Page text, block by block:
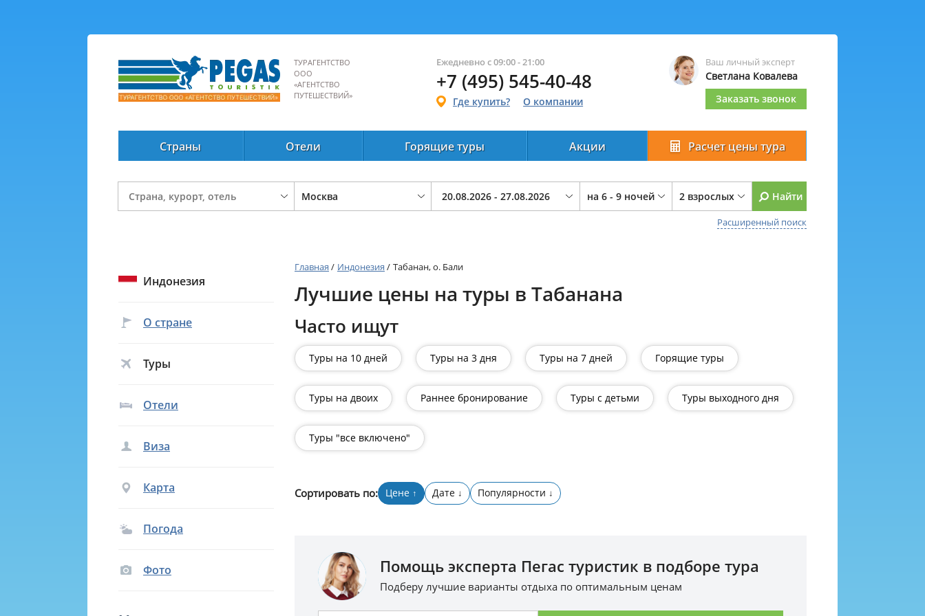
ТУРАГЕНТСТВО
ООО
«АГЕНТСТВО
ПУТЕШЕСТВИЙ»
Ежедневно с 09:00 - 21:00
+7 (495) 545-40-48
Где купить? О компании
Ваш личный эксперт
Светлана Ковалева
Заказать звонок
Страны Отели Горящие туры Акции Расчет цены тура
на 6 - 9 ночей 2 взрослых Найти
Расширенный поиск
Индонезия
О стране
Туры
Отели
Виза
Карта
Погода
Фото
Главная / Индонезия / Табанан, о. Бали
Лучшие цены на туры в Табанана
Часто ищут
Туры на 10 дней Туры на 3 дня Туры на 7 дней Горящие туры
Туры на двоих Раннее бронирование Туры с детьми Туры выходного дня
Туры "все включено"
Сортировать по: Цене ↑ Дате ↓ Популярности ↓
Помощь эксперта Пегас туристик в подборе тура
Подберу лучшие варианты отдыха по оптимальным ценам